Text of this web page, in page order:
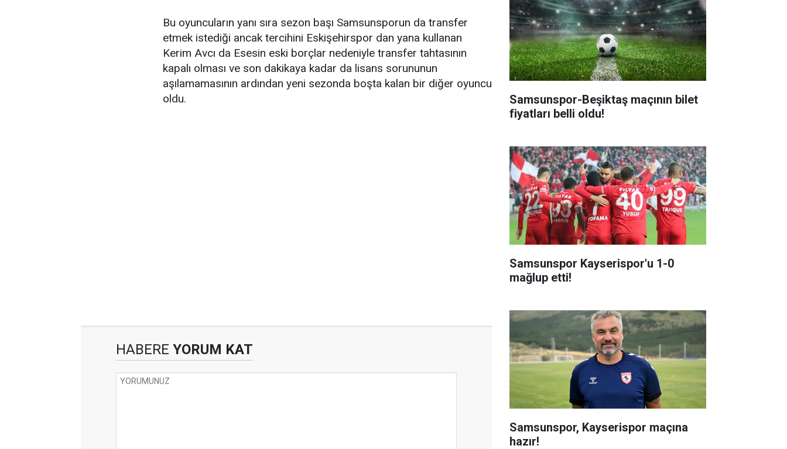
Bu oyuncuların yanı sıra sezon başı Samsunsporun da transfer
etmek istediği ancak tercihini Eskişehirspor dan yana kullanan
Kerim Avcı da Esesin eski borçlar nedeniyle transfer tahtasının
kapalı olması ve son dakikaya kadar da lisans sorununun
aşılamamasının ardından yeni sezonda boşta kalan bir diğer oyuncu
oldu.
HABERE YORUM KAT
Samsunspor-Beşiktaş maçının bilet
fiyatları belli oldu!
Samsunspor Kayserispor'u 1-0
mağlup etti!
Samsunspor, Kayserispor maçına
hazır!